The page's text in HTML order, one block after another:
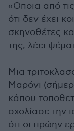
«Οποια από
ότι δεν έχει
σκηνοθέτες
της, λέει
Μια
Μαρόνι
κάπου
σχολίασε την
ότι οι πρώην